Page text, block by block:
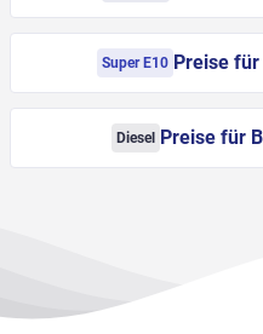
Super E10 Preise
Diesel Preise für